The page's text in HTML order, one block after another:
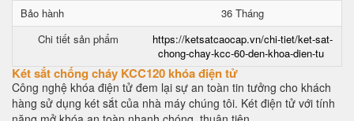
Bảo hành
36 Tháng
Chi tiết sản phẩm
https://ketsatcaocap.vn/chi-tiet/ket-sat-
chong-chay-kcc-60-den-khoa-dien-tu
Két sắt chống cháy KCC120 khóa điện tử
Công nghệ khóa điện tử đem lại sự an toàn tin tưởng cho khách
hàng sử dụng két sắt của nhà máy chúng tôi. Két điện tử với tính